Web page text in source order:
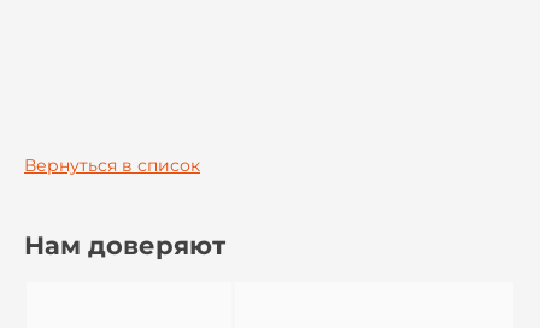
Вернуться в список
Нам доверяют